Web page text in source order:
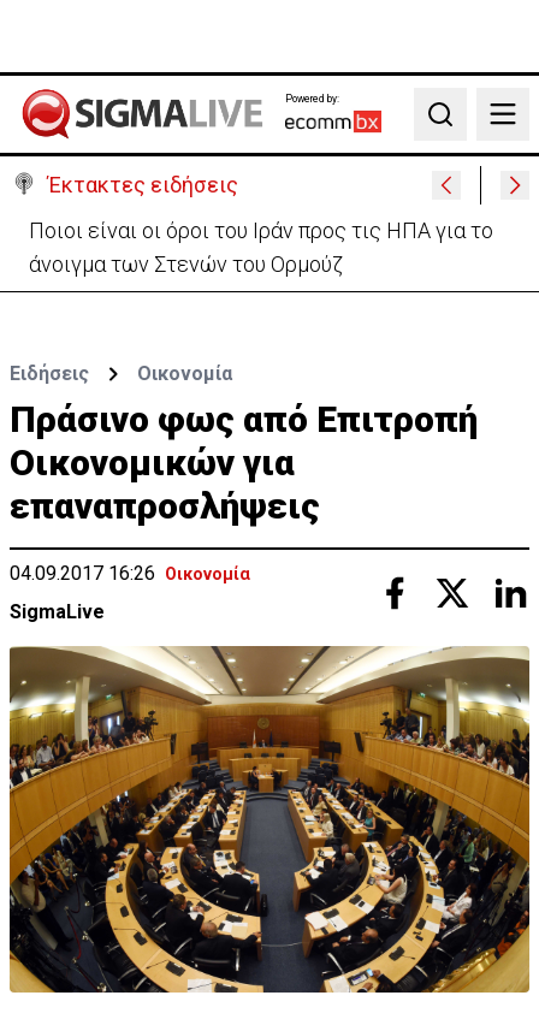
Powered by:
Search
Έκτακτες ειδήσεις
Υψηλές οι θερμοκρασίες με αυξημένη υγρασία
-«Στα παράλια είναι δύσκολα»
Ειδήσεις Οικονομία
Πράσινο φως από Επιτροπή
Οικονομικών για
επαναπροσλήψεις
04.09.2017 16:26 Οικονομία
SigmaLive